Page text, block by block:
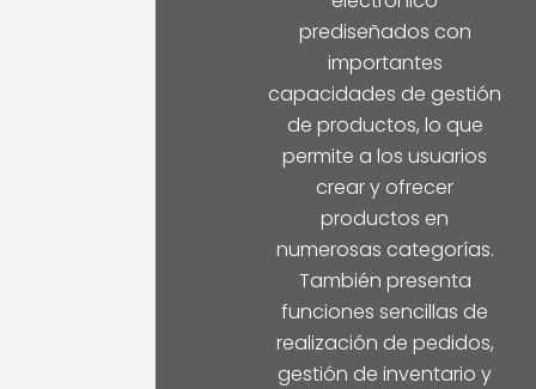
prediseñados con
importantes
capacidades de gestión
de productos, lo que
permite a los usuarios
crear y ofrecer
productos en
numerosas categorías.
También presenta
funciones sencillas de
realización de pedidos,
gestión de inventario y